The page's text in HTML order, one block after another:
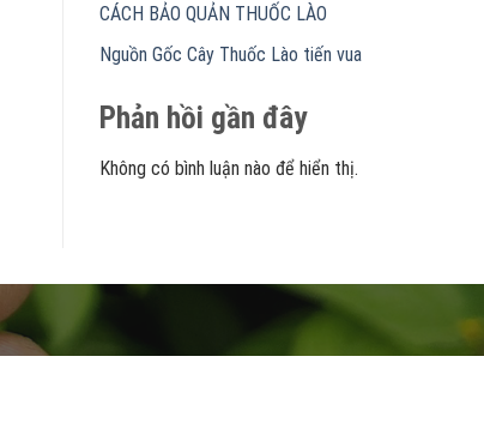
CÁCH BẢO QUẢN THUỐC LÀO
Nguồn Gốc Cây Thuốc Lào tiến vua
Phản hồi gần đây
Không có bình luận nào để hiển thị.